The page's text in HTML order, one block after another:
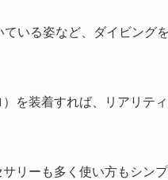
いる姿など、ダイビング
を装着すれば、リアリテ
リーも多く使い方もシン